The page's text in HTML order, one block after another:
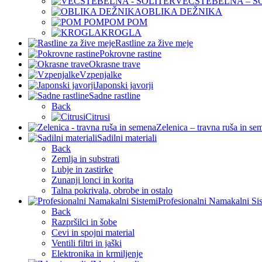
OBLIKA DEŽNIKA
POM POM
KROGLA
Rastline za žive meje
Pokrovne rastine
Okrasne trave
Vzpenjalke
Japonski javorji
Sadne rastline
Back
Citrusi
Zelenica – travna ruša in
Sadilni materiali
Back
Zemlja in substrati
Lubje in zastirke
Zunanji lonci in korita
Talna pokrivala, obrobe in ostalo
Profesionalni Namakalni
Back
Razpršilci in šobe
Cevi in spojni material
Ventili filtri in jaški
Elektronika in krmiljenje